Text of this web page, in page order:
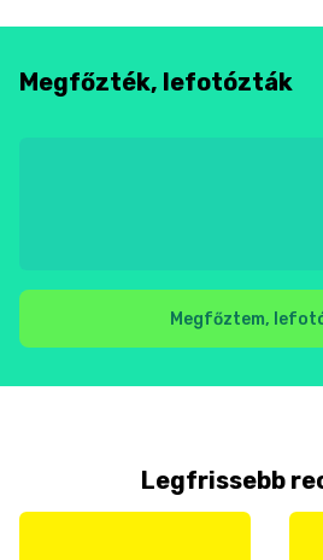
Megfőzték, lefotózták
Megfőztem,
Legfrissebb